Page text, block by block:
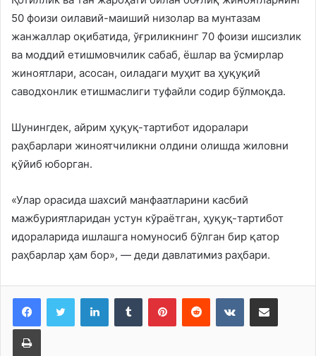
50 фоизи оилавий-маиший низолар ва мунтазам
жанжаллар оқибатида, ўғриликнинг 70 фоизи ишсизлик
ва моддий етишмовчилик сабаб, ёшлар ва ўсмирлар
жиноятлари, асосан, оиладаги муҳит ва ҳуқуқий
саводхонлик етишмаслиги туфайли содир бўлмоқда.
Шунингдек, айрим ҳуқуқ-тартибот идоралари
раҳбарлари жиноятчиликни олдини олишда жиловни
қўйиб юборган.
«Улар орасида шахсий манфаатларини касбий
мажбуриятларидан устун кўраётган, ҳуқуқ-тартибот
идораларида ишлашга номуносиб бўлган бир қатор
раҳбарлар ҳам бор», — деди давлатимиз раҳбари.
LinkedInTumblr PinterestReddit VKontakteShare via Email
Print